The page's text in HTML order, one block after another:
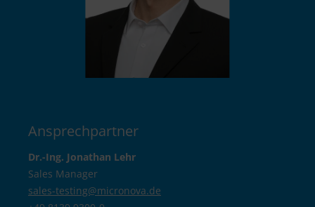
Ansprechpartner
Dr.-Ing. Jonathan Lehr
Sales Manager
sales-testing@micronova.de